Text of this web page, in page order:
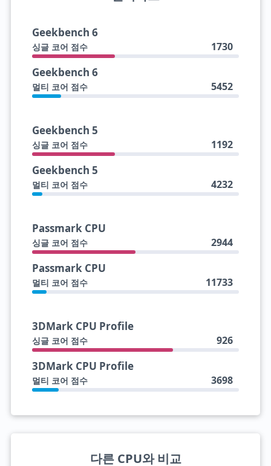
Geekbench 6
싱글 코어 점수 1730
Geekbench 6
멀티 코어 점수 5452
Geekbench 5
싱글 코어 점수 1192
Geekbench 5
멀티 코어 점수 4232
Passmark CPU
싱글 코어 점수 2944
Passmark CPU
멀티 코어 점수 11733
3DMark CPU Profile
싱글 코어 점수 926
3DMark CPU Profile
멀티 코어 점수 3698
다른 CPU와 비교